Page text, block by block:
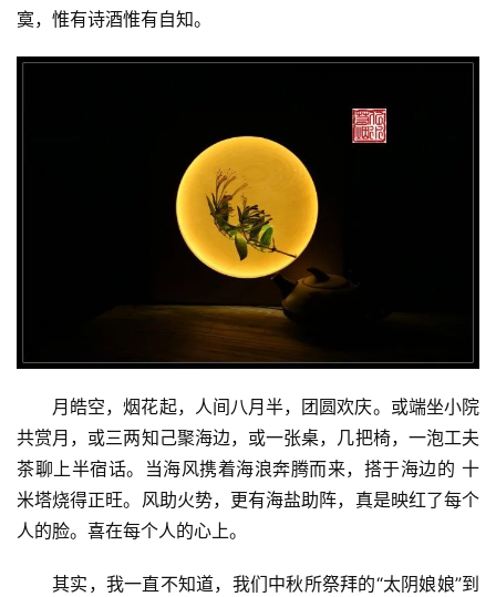
寞，惟有诗酒惟有自知。
月皓空，烟花起，人间八月半，团圆欢庆。或端坐小院
共赏月，或三两知己聚海边，或一张桌，几把椅，一泡工夫
茶聊上半宿话。当海风携着海浪奔腾而来，搭于海边的 十
米塔烧得正旺。风助火势，更有海盐助阵，真是映红了每个
人的脸。喜在每个人的心上。
其实，我一直不知道，我们中秋所祭拜的“太阴娘娘”到